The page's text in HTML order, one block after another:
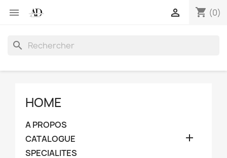
 shopping_cart (0)

search
HOME
A PROPOS
CATALOGUE

SPECIALITES